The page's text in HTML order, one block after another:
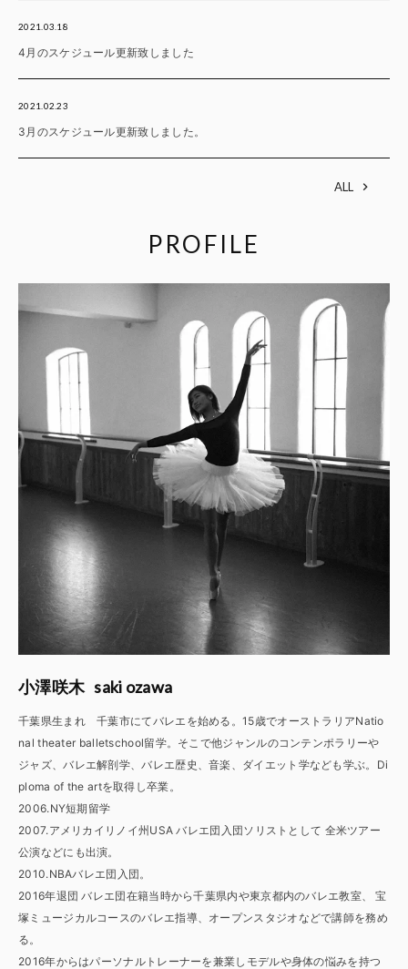
2021.03.18
4月のスケジュール更新致しました
2021.02.23
3月のスケジュール更新致しました。
ALL
PROFILE
小澤咲木 saki ozawa
千葉県生まれ 千葉市にてバレエを始める。15歳でオーストラリアNatio
nal theater balletschool留学。そこで他ジャンルのコンテンポラリーや
ジャズ、バレエ解剖学、バレエ歴史、音楽、ダイエット学なども学ぶ。Di
ploma of the artを取得し卒業。
2006.NY短期留学
2007.アメリカイリノイ州USA バレエ団入団ソリストとして 全米ツアー
公演などにも出演。
2010.NBAバレエ団入団。
2016年退団 バレエ団在籍当時から千葉県内や東京都内のバレエ教室、 宝
塚ミュージカルコースのバレエ指導、オープンスタジオなどで講師を務め
る。
2016年からはパーソナルトレーナーを兼業しモデルや身体の悩みを持つ